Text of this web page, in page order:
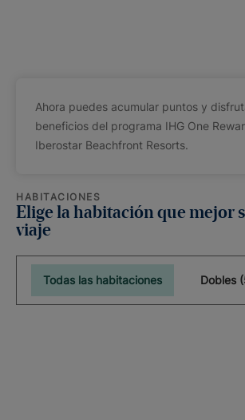
Ahora puedes acumular puntos y
beneficios del programa IHG One
Iberostar Beachfront Resorts.
HABITACIONES
Elige la habitación que mejor
viaje
Todas las habitaciones Dobles